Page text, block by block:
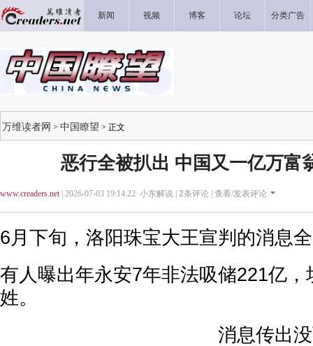
新闻 视频 博客 论坛 分类广告
万维读者网 > 中国瞭望 > 正文
恶行全被扒出 中国又一亿万富
www.creaders.net| 2026-07-03 19:14:22 小东解说 | 2条评论 | 查看/发表评论
6月下旬，洛阳珠宝大王宣判的消息
有人曝出年永安7年非法吸储221亿，
姓。
消息传出